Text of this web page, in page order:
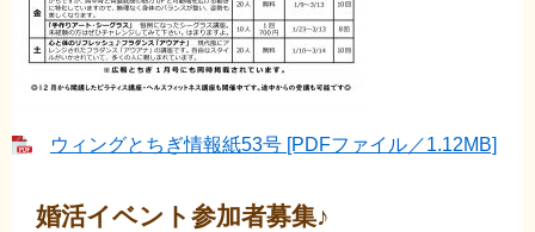
ウィングとちぎ情報紙53号 [PDFファイル／1.12MB]
婚活イベント参加者募集♪